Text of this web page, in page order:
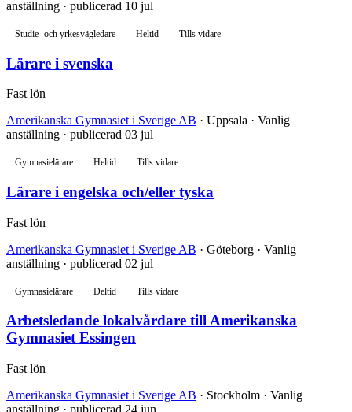
anställning · publicerad 10 jul
Studie- och yrkesvägledare Heltid Tills vidare
Lärare i svenska
Fast lön
Amerikanska Gymnasiet i Sverige AB · Uppsala · Vanlig
anställning · publicerad 03 jul
Gymnasielärare Heltid Tills vidare
Lärare i engelska och/eller tyska
Fast lön
Amerikanska Gymnasiet i Sverige AB · Göteborg · Vanlig
anställning · publicerad 02 jul
Gymnasielärare Deltid Tills vidare
Arbetsledande lokalvårdare till Amerikanska
Gymnasiet Essingen
Fast lön
Amerikanska Gymnasiet i Sverige AB · Stockholm · Vanlig
anställning · publicerad 24 jun